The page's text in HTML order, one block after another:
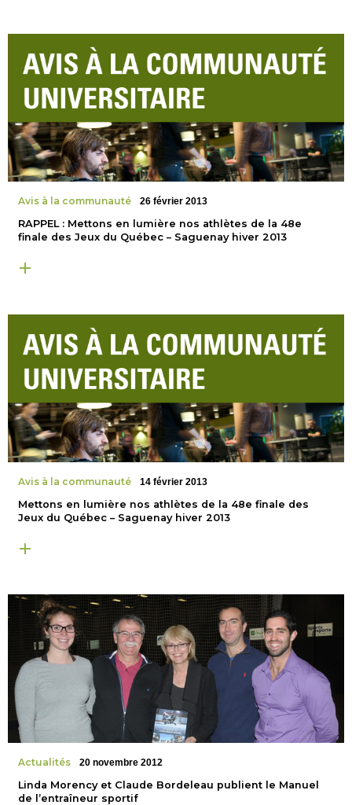
Avis à la communauté 26 février 2013
RAPPEL : Mettons en lumière nos athlètes de la 48e
finale des Jeux du Québec – Saguenay hiver 2013
Avis à la communauté 14 février 2013
Mettons en lumière nos athlètes de la 48e finale des
Jeux du Québec – Saguenay hiver 2013
Actualités 20 novembre 2012
Linda Morency et Claude Bordeleau publient le Manuel
de l’entraîneur sportif